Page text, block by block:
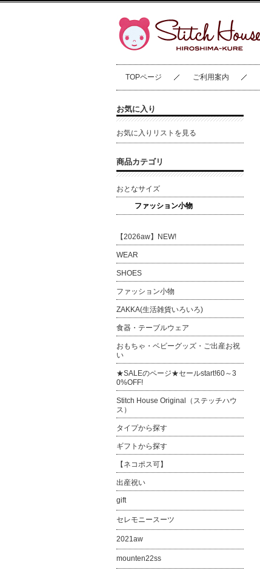
TOPページ ご利用案内
お気に入り
お気に入りリストを見る
商品カテゴリ
おとなサイズ
ファッション小物
【2026aw】NEW!
WEAR
SHOES
ファッション小物
ZAKKA(生活雑貨いろいろ)
食器・テーブルウェア
おもちゃ・ベビーグッズ・ご出産お祝
い
★SALEのページ★セールstart!60～3
0%OFF!
Stitch House Original（ステッチハウ
ス）
タイプから探す
ギフトから探す
【ネコポス可】
出産祝い
gift
セレモニースーツ
2021aw
mounten22ss